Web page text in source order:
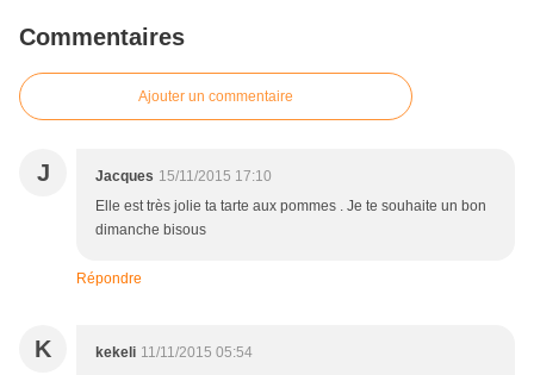
Commentaires
Ajouter un commentaire
J Jacques 15/11/2015 17:10
Elle est très jolie ta tarte aux pommes . Je te souhaite un bon
dimanche bisous
Répondre
K kekeli 11/11/2015 05:54